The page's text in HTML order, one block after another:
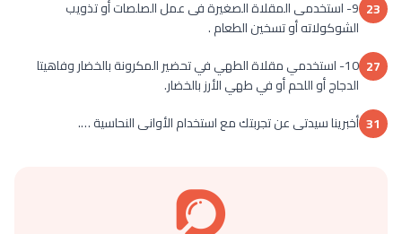
23
9- استخدمى المقلاة الصغيرة فى عمل الصلصات أو تذويب
الشوكولاته أو تسخين الطعام .
27
10- استخدمي مقلاة الطهي في تحضير المكرونة بالخضار وفاهيتا
الدجاج أو اللحم أو في طهي الأرز بالخضار.
31 أخبرينا سيدتى عن تجربتك مع استخدام الأوانى النحاسية ….